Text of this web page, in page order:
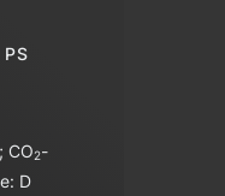
; CO2-
D